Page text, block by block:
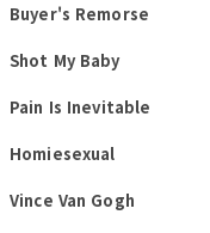
Buyer's Remorse
Shot My Baby
Pain Is Inevitable
Homiesexual
Vince Van Gogh